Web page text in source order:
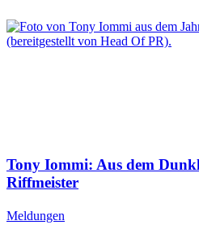
Tony Iommi: Aus dem
Riffmeister
Meldungen